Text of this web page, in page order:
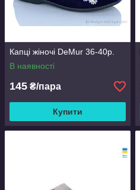
Капці жіночі DeMur 36-40р.
В наявності
145 ₴/пара
Купити